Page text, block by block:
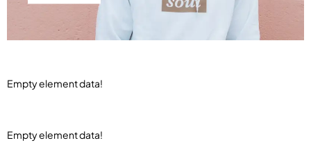
Empty element data!
Empty element data!